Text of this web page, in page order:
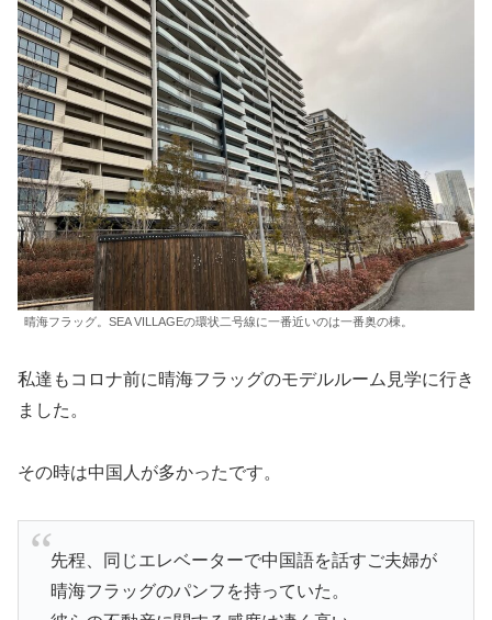
晴海フラッグ。SEA VILLAGEの環状二号線に一番近いのは一番奥の棟。
私達もコロナ前に晴海フラッグのモデルルーム見学に行き
ました。
その時は中国人が多かったです。
先程、同じエレベーターで中国語を話すご夫婦が
晴海フラッグのパンフを持っていた。